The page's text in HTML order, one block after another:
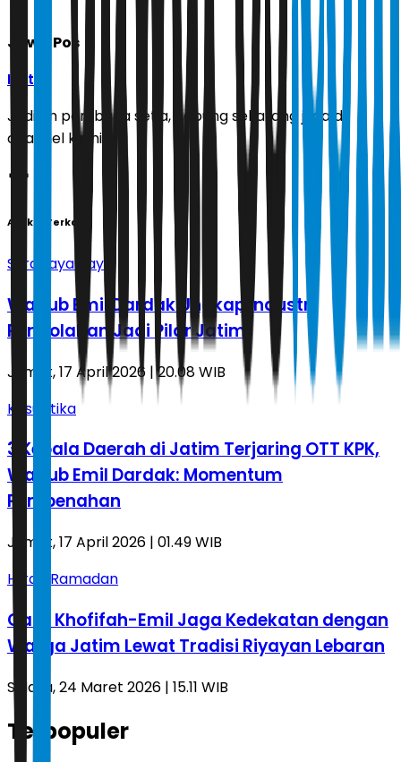
Jawa Pos
Ikuti
Jadilah pembaca setia, gabung sekarang juga di
channel kami!
Artikel Terkait
Surabaya Raya
Wagub Emil Dardak Ungkap Industri
Pengolahan Jadi Pilar Jatim
Jumat, 17 April 2026 | 20.08 WIB
Kasuistika
3 Kepala Daerah di Jatim Terjaring OTT KPK,
Wagub Emil Dardak: Momentum
Pembenahan
Jumat, 17 April 2026 | 01.49 WIB
Hijrah Ramadan
Cara Khofifah-Emil Jaga Kedekatan dengan
Warga Jatim Lewat Tradisi Riyayan Lebaran
Selasa, 24 Maret 2026 | 15.11 WIB
Terpopuler